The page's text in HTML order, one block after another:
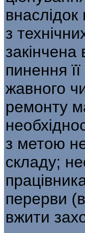
з
пинення
жавного
ремонту
з метою
складу;
перерви
вжити